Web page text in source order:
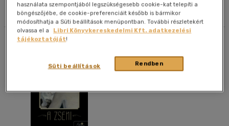
Szűrés Rendezés
Megjelenítés
20 db / oldal
Alkalmaz
használata szempontjából legszükségesebb cookie-kat telepíti a
böngészőjébe, de cookie-preferenciáit később is bármikor
módosíthatja a Süti beállítások menüpontban. További részletekért
olvassa el a
Libri Könyvkereskedelmi Kft. adatkezelési
tájékoztatóját!
Rendben
Süti beállítások